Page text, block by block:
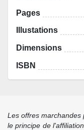
Pages
Illustations
Dimensions
ISBN
Les offres
le principe de